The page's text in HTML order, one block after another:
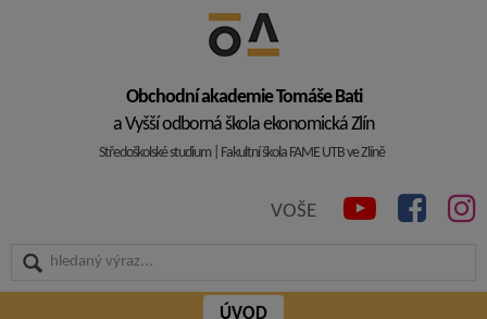
Obchodní akademie Tomáše Bati
a Vyšší odborná škola ekonomická Zlín
Středoškolské studium | Fakultní škola FAME UTB ve Zlíně
VOŠE
ÚVOD